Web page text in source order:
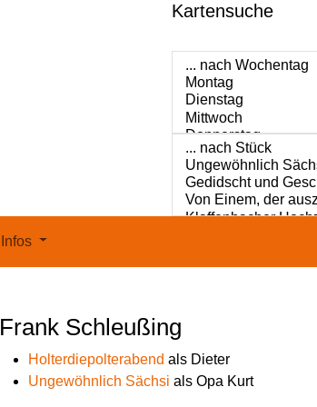
Kartensuche
Infos
Frank Schleußing
Holterdiepolterabend als Dieter
Ungewöhnlich Sächsi als Opa Kurt